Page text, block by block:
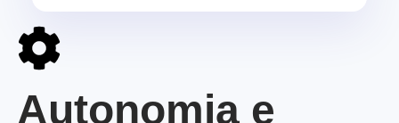
Autonomia e